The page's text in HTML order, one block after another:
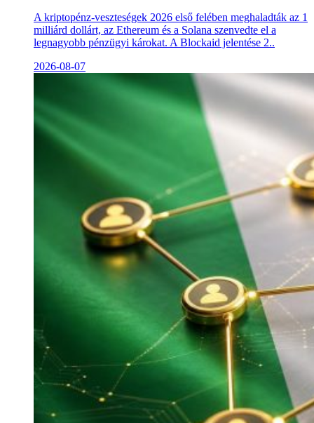
A kriptopénz-veszteségek 2026 első felében meghaladták az 1
milliárd dollárt, az Ethereum és a Solana szenvedte el a
legnagyobb pénzügyi károkat. A Blockaid jelentése 2..
2026-08-07